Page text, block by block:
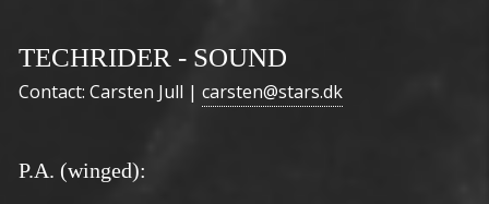
TECHRIDER - SOUND
Contact: Carsten Jull | carsten@stars.dk
P.A. (winged):